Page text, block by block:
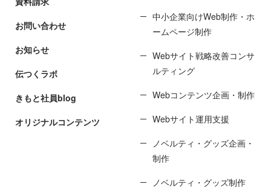
お問い合わせ
お知らせ
伝つくラボ
きもと社員blog
オリジナルコンテンツ
中小企業向けWeb制作・ホ
ームページ制作
Webサイト戦略改善コンサ
ルティング
Webコンテンツ企画・制作
Webサイト運用支援
ノベルティ・グッズ企画・
制作
ノベルティ・グッズ制作